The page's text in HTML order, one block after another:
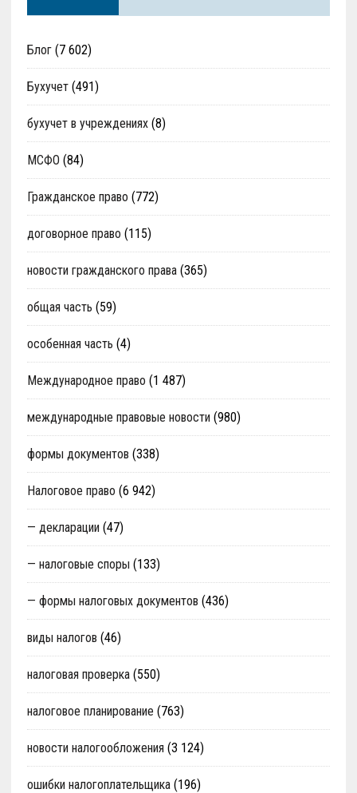
Блог(7 602)
Бухучет(491)
бухучет в учреждениях(8)
МСФО (84)
Гражданское право (772)
договорное право (115)
новости гражданского права(365)
общая часть (59)
особенная часть (4)
Международное право (1 487)
международные правовые новости (980)
формы документов (338)
Налоговое право (6 942)
— декларации (47)
— налоговые споры (133)
— формы налоговых документов (436)
виды налогов (46)
налоговая проверка(550)
налоговое планирование (763)
новости налогообложения (3 124)
ошибки налогоплательщика(196)